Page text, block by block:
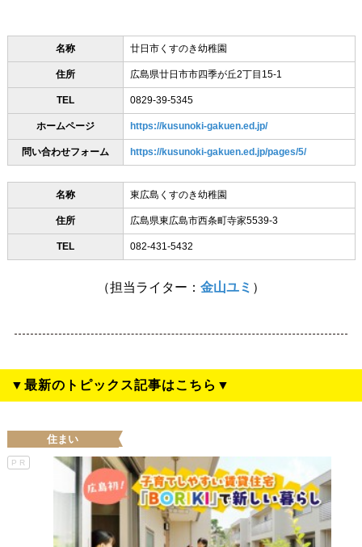
名称 廿日市くすのき幼稚園
住所 広島県廿日市市四季が丘2丁目15-1
TEL 0829-39-5345
ホームページ https://kusunoki-gakuen.ed.jp/
問い合わせフォーム https://kusunoki-gakuen.ed.jp/pages/5/
名称 東広島くすのき幼稚園
住所 広島県東広島市西条町寺家5539-3
TEL 082-431-5432
（担当ライター： 金山ユミ ）
▼最新のトピックス記事はこちら▼
住まい
PR